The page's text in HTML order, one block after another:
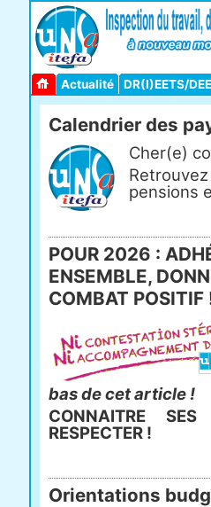
Actualité DR(I)EETS/
Calendrier des
Cher(e)
pensions
POUR 2026 :
ENSEMBLE,
COMBAT POSITIF
bas de cet article !
CONNAITRE
RESPECTER !
Orientations